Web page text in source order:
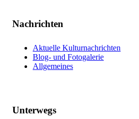
Nachrichten
Aktuelle Kulturnachrichten
Blog- und Fotogalerie
Allgemeines
Unterwegs